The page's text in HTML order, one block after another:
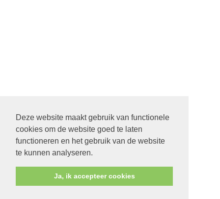
Deze website maakt gebruik van functionele
cookies om de website goed te laten
functioneren en het gebruik van de website
te kunnen analyseren.
Ja, ik accepteer cookies
22 SEPTEMBER STARTDIENST MET ALLE PASTORES. 9.30
UUR IN DE ONTMOETING IN SCHEEMDA